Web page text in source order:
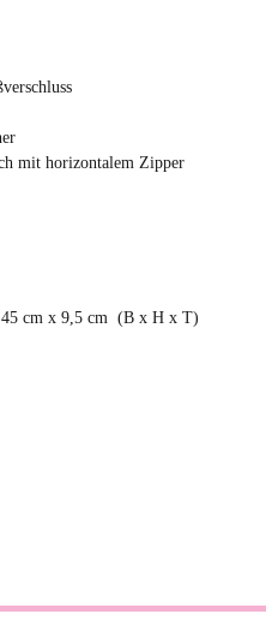
mit horizontalem Zipper
45 cm x 9,5 cm (B x H x T)